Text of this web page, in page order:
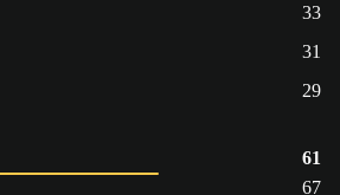
33
31
29
61
67